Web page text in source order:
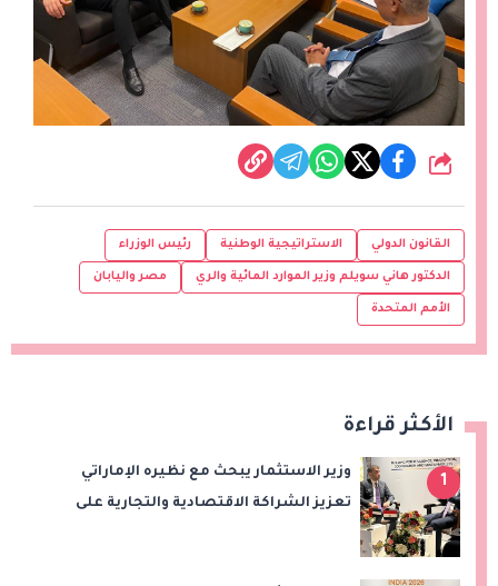
شارك
القانون الدولي الاستراتيجية الوطنية رئيس الوزراء
الدكتور هاني سويلم وزير الموارد المائية والري مصر واليابان
الأمم المتحدة
الأكثر قراءة
1
وزير الاستثمار يبحث مع نظيره الإماراتي
تعزيز الشراكة الاقتصادية والتجارية على